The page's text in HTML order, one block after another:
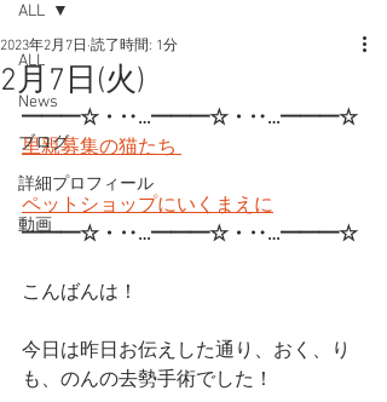
ALL
News
ブログ
詳細プロフィール
動画
ALL
2月7日(火)
2023年2月7日 読了時間: 1分
━━━☆・‥…━━━☆・‥…━━━☆
里親募集の猫たち
ペットショップにいくまえに
━━━☆・‥…━━━☆・‥…━━━☆
こんばんは！
今日は昨日お伝えした通り、おく、り
も、のんの去勢手術でした！